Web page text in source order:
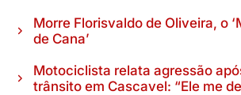
Morre Florisvaldo de Oliveira, o
de Cana’
Motociclista relata agressão
trânsito em Cascavel: “Ele me